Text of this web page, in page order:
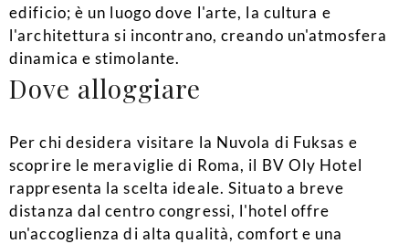
edificio; è un luogo dove l'arte, la cultura e
l'architettura si incontrano, creando un'atmosfera
dinamica e stimolante.
Dove alloggiare
Per chi desidera visitare la Nuvola di Fuksas e
scoprire le meraviglie di Roma, il BV Oly Hotel
rappresenta la scelta ideale. Situato a breve
distanza dal centro congressi, l'hotel offre
un'accoglienza di alta qualità, comfort e una